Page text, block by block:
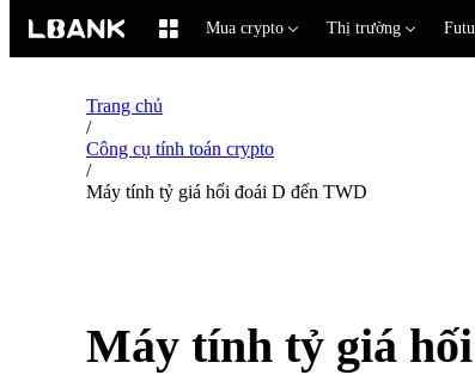
Mua crypto Thị trường
Trang chủ
/
Công cụ tính toán crypto
/
Máy tính tỷ giá hối đoái D đến TWD
Máy tính tỷ giá